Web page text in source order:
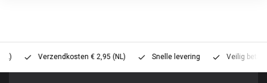
Verzendkosten € 2,95 (NL) Snelle levering Veilig betalen